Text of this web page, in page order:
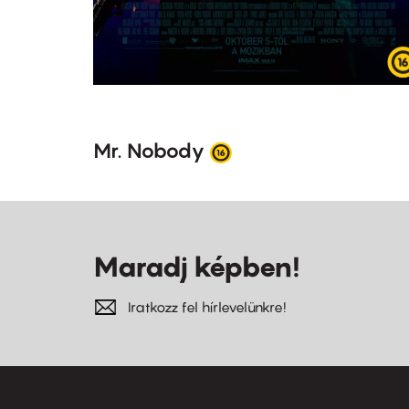
Mr. Nobody
Maradj képben!
Iratkozz fel hírlevelünkre!